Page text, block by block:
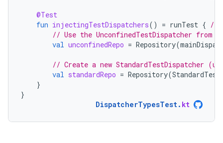
@Test
fun injectingTestDispatchers() = runTest { //
// Use the UnconfinedTestDispatcher from
val unconfinedRepo = Repository(
// Create a new StandardTestDispatcher
val standardRepo = Repository(
}
}
DispatcherTypesTest. kt